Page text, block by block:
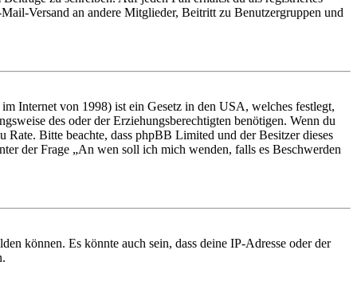
Versand an andere Mitglieder, Beitritt zu Benutzergruppen und
Internet von 1998) ist ein Gesetz in den USA, welches festlegt,
des oder der Erziehungsberechtigten benötigen. Wenn du
Bitte beachte, dass phpBB Limited und der Besitzer dieses
der Frage „An wen soll ich mich wenden, falls es Beschwerden
können. Es könnte auch sein, dass deine IP-Adresse oder der